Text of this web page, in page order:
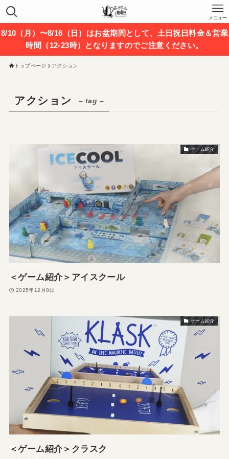
メニュー
8/10（月）〜8/16（日）はお盆期間として、土日祝日料金＆営業
時間（12-23時）となりますのでご注意ください。
トップページ アクション
アクション – tag –
ゲーム紹介
＜ゲーム紹介＞アイスクール
2025年12月8日
ゲーム紹介
＜ゲーム紹介＞クラスク